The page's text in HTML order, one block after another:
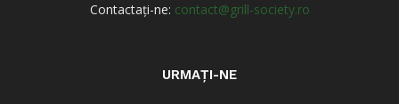
Contactați-ne: contact@grill-society.ro
URMAȚI-NE